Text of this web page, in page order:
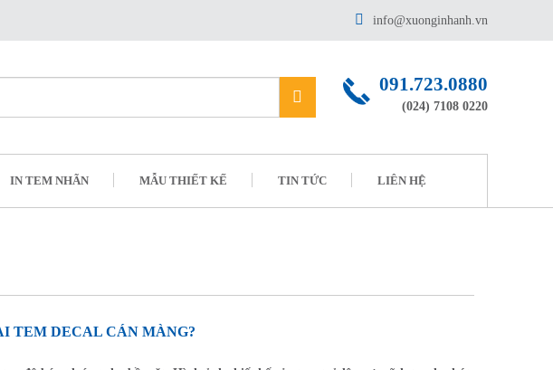
info@xuonginhanh.vn
091.723.0880
(024) 7108 0220
IN TEM NHÃN MẪU THIẾT KẾ TIN TỨC LIÊN HỆ
TEM DECAL CÁN MÀNG?